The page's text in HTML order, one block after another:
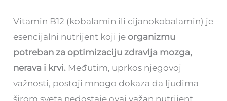
Vitamin B12 (kobalamin ili cijanokobalamin) je
esencijalni nutrijent koji je organizmu
potreban za optimizaciju zdravlja mozga,
nerava i krvi. Međutim, uprkos njegovoj
važnosti, postoji mnogo dokaza da ljudima
širom sveta nedostaje ovaj važan nutrijent.